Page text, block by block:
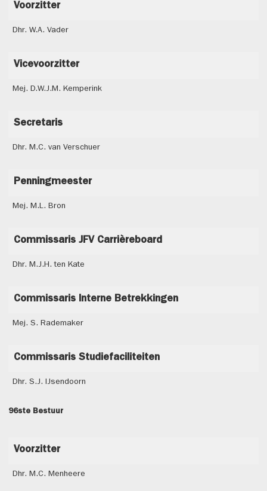
Voorzitter
Dhr. W.A. Vader
Vicevoorzitter
Mej. D.W.J.M. Kemperink
Secretaris
Dhr. M.C. van Verschuer
Penningmeester
Mej. M.L. Bron
Commissaris JFV Carrièreboard
Dhr. M.J.H. ten Kate
Commissaris Interne Betrekkingen
Mej. S. Rademaker
Commissaris Studiefaciliteiten
Dhr. S.J. IJsendoorn
96ste Bestuur
Voorzitter
Dhr. M.C. Menheere